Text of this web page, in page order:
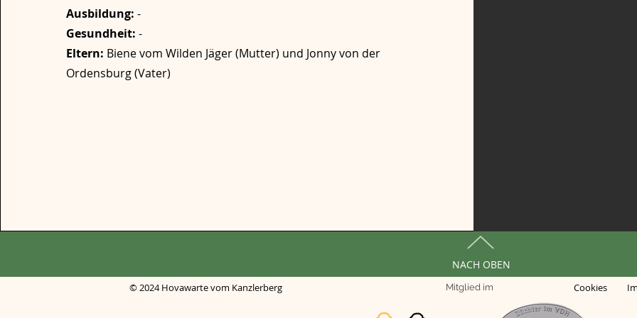
Ausbildung: -
Gesundheit: -
Eltern: Biene vom Wilden Jäger (Mutter) und Jonny von der
Ordensburg (Vater)
NACH OBEN
© 2024 Hovawarte vom Kanzlerberg Mitglied im Cookies